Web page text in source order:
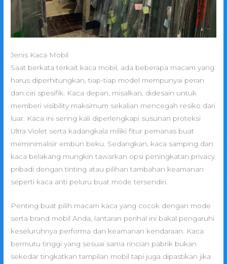
Jenis Kaca Mobil
Saat berkata terkait kaca mobil, ada beberapa macam yang
harus diperhitungkan, tiap-tiap model mempunyai peran
dan ciri spesifik. Kaca depan, misalkan, didesain untuk
memberi visibility maksimum sekalian mencegah resiko dari
luar. Kaca ini sering kali diperlengkapi susunan proteksi
Ultra Violet serta kadangkala miliki fitur pemanas buat
meminimalisir embun beku. Sedangkan, kaca samping dan
kaca belakang mungkin tawarkan opsi peningkatan privacy
pribadi dengan tinting atau pilihan tambahan keamanan
seperti kaca anti peluru buat mode tersendiri.
Penting buat pilih macam kaca yang cocok dengan mode
serta brand mobil Anda, lantaran perihal ini bakal pengaruhi
keseluruhnya performa dan keamanan kendaraan. Kaca
bermutu tinggi yang sesuai sama rincian pabrik bukan
sekedar tingkatkan tampilan mobil tapi juga dipastikan jika